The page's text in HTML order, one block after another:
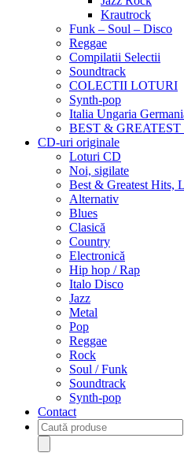
Krautrock
Funk – Soul – Disco
Reggae
Compilatii Selectii
Soundtrack
COLECTII LOTURI
Synth-pop
Italia Ungaria
BEST &
CD-uri originale
Loturi CD
Noi, sigilate
Best & Greatest Hits,
Alternativ
Blues
Clasică
Country
Electronică
Hip hop / Rap
Italo Disco
Jazz
Metal
Pop
Reggae
Rock
Soul / Funk
Soundtrack
Synth-pop
Contact
Products
search